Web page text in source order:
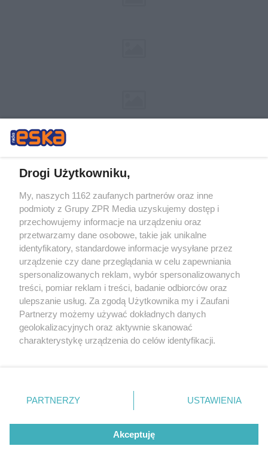
Żaden utwór zamieszczony w serwisie nie może być powielany i
rozpowszechniany lub dalej rozpowszechniany w jakikolwiek sposób (w
tym także elektroniczny lub mechaniczny) na jakimkolwiek polu
eksploatacji w jakiejkolwiek formie, włącznie z umieszczaniem w
Internecie bez pisemnej zgody właściciela praw. Jakiekolwiek użycie lub
wykorzystanie utworów w całości lub w części z naruszeniem prawa,
tzn. bez właściwej zgody, jest zabronione pod groźbą kary i może być
ścigane prawnie.
© 2026 Grupa ZPR Media
Drogi Użytkowniku,
My, naszych 1162 zaufanych partnerów oraz inne
podmioty z Grupy ZPR Media uzyskujemy dostęp i
przechowujemy informacje na urządzeniu oraz
przetwarzamy dane osobowe, takie jak unikalne
identyfikatory, standardowe informacje wysyłane przez
urządzenie czy dane przeglądania w celu zapewniania
spersonalizowanych reklam, wybór spersonalizowanych
treści, pomiar reklam i treści, badanie odbiorców oraz
ulepszanie usług. Za zgodą Użytkownika my i Zaufani
Partnerzy możemy używać dokładnych danych
geolokalizacyjnych oraz aktywnie skanować
charakterystykę urządzenia do celów identyfikacji.
zmienić/wycofać klikając przycisk ustawień prywatności
znajdujący się w lewym dolnym rogu strony
rodzaje przetwarzania danych nie wymagają zgody
użytkownika, ale masz prawo sprzeciwić się takiemu
PARTNERZY USTAWIENIA
Akceptuję